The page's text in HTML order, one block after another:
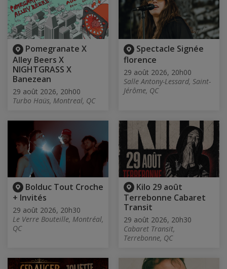
Pomegranate X
Alley Beers X
NIGHTGRASS X
Banezean
29 août 2026, 20h00
Turbo Haüs, Montreal, QC
Spectacle Signée
florence
29 août 2026, 20h00
Salle Antony-Lessard, Saint-
Jérôme, QC
Bolduc Tout Croche
+ Invités
29 août 2026, 20h30
Le Verre Bouteille, Montréal,
QC
Kilo 29 août
Terrebonne Cabaret
Transit
29 août 2026, 20h30
Cabaret Transit,
Terrebonne, QC